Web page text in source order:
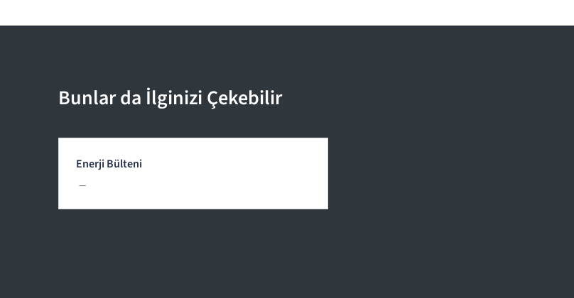
Bunlar da İlginizi Çekebilir
Enerji Bülteni
—